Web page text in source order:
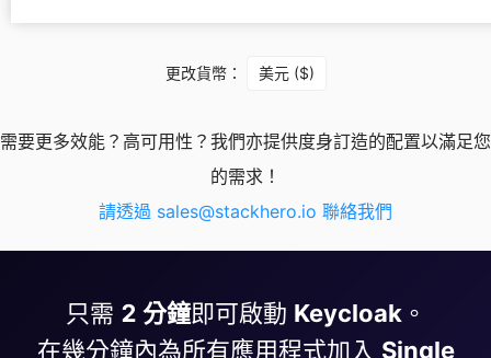
OpenSearch
更改貨幣： 美元 ($)
需要更多效能？高可用性？我們亦提供度身訂造的配置以滿足您
的需求！
請透過 sales@stackhero.io 聯絡我們
只需 2 分鐘即可啟動 Keycloak。
在幾分鐘內為所有應用程式加入 Single